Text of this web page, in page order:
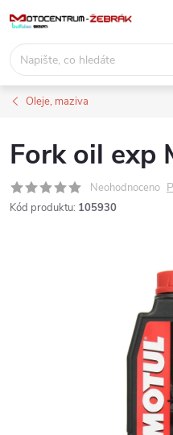
obsah
Oleje, maziva
Fork oil exp
Neohodnoceno
Kód produktu: 105930